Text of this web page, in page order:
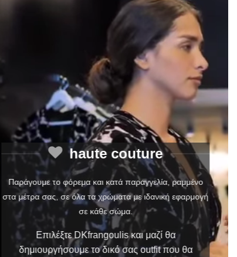
haute couture
Παράγουμε το φόρεμα και κατά παραγγελία, ραμμένο
στα μέτρα σας, σε όλα τα χρώματα με ιδανική εφαρμογή
σε κάθε σώμα.
Επιλέξτε DKfrangoulis και μαζί θα
δημιουργήσουμε το δικό σας outfit που θα